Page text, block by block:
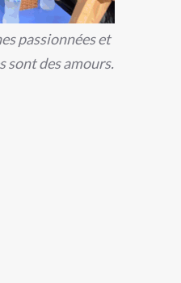
passionnées et
sont des amours.